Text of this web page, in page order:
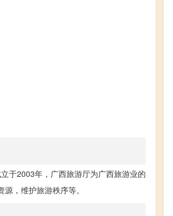
于2003年，广西旅游厅为广西旅游业的
，维护旅游秩序等。